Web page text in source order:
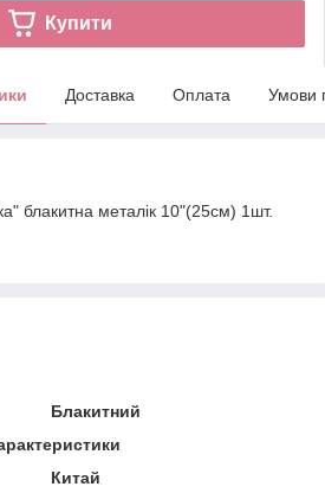
Купити
Доставка Оплата Умови
блакитна металік 10"(25см) 1шт.
Блакитний
Китай